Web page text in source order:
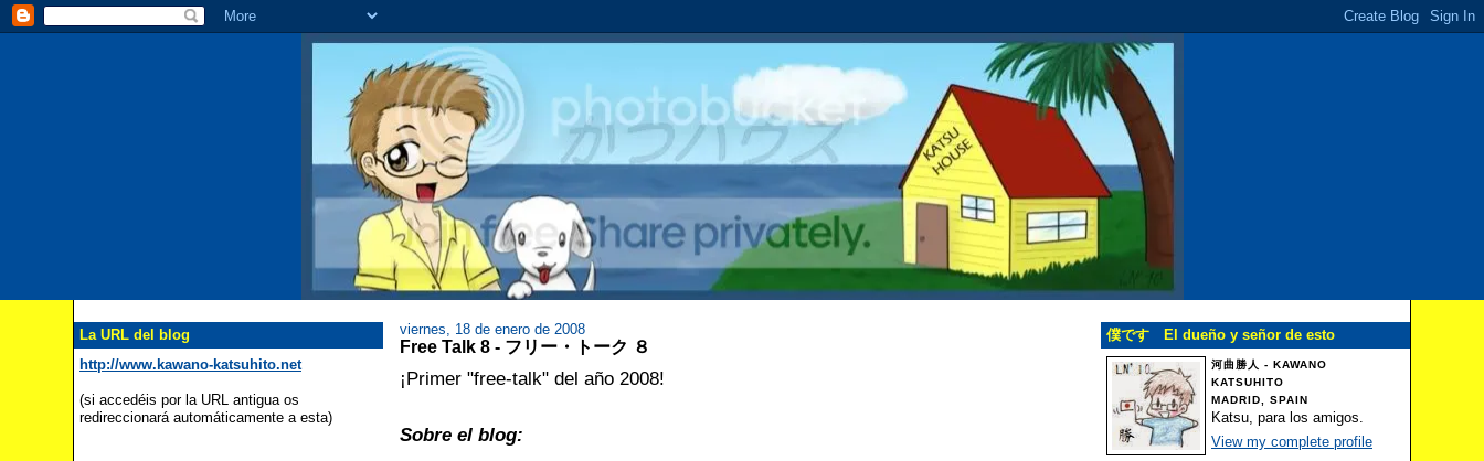
La URL del blog
http://www.kawano-katsuhito.net
(si accedéis por la URL antigua os
redireccionará automáticamente a esta)
viernes, 18 de enero de 2008
Free Talk 8 - フリー・トーク ８
¡Primer "free-talk" del año 2008!
Sobre el blog:
僕です El dueño y señor de esto
河曲勝人 - KAWANO
KATSUHITO
MADRID, SPAIN
Katsu, para los amigos.
View my complete profile